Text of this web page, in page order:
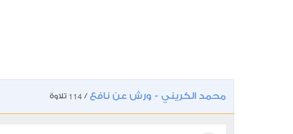
محمد الكريني - ورش عن نافع /
114 تلاوة